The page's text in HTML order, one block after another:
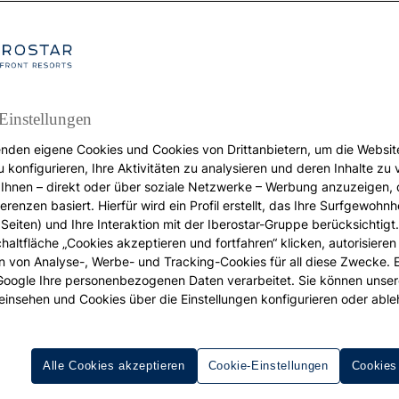
REISEZIELE
Tauchplätze
der Riviera Maya
Maya
könnte mit dem Besuch eines
eigene Cookies und Cookies von Drittanbietern, um die
konfigurieren, Ihre Aktivitäten zu analysieren und deren Inhalte zu
– direkt oder über soziale Netzwerke – Werbung anzuzeigen,
basiert. Hierfür wird ein Profil erstellt, das Ihre
und Ihre Interaktion mit der Iberostar-Gruppe berücksichtigt.
„Cookies akzeptieren und fortfahren“ klicken, autorisieren
von Analyse-, Werbe- und Tracking-Cookies für all diese Zwecke.
Ihre personenbezogenen Daten verarbeitet. Sie können
und Cookies über die Einstellungen konfigurieren oder
Cookie-Einstellungen
Alle Cookies akzeptieren